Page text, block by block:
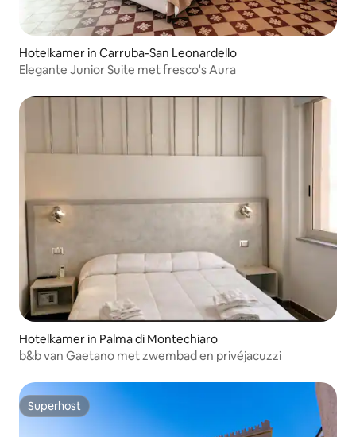
Hotelkamer in Carruba-San Leonardello
Elegante Junior Suite met fresco's Aura
Hotelkamer in Palma di Montechiaro
b&b van Gaetano met zwembad en privéjacuzzi
Superhost
Superhost